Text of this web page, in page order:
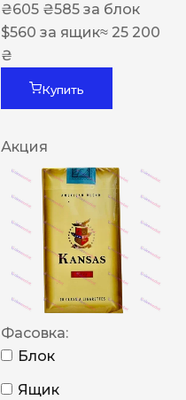
₴605 ₴585 за блок
$560 за ящик≈ 25 200
₴
Купить
Акция
Фасовка:
Блок
Ящик